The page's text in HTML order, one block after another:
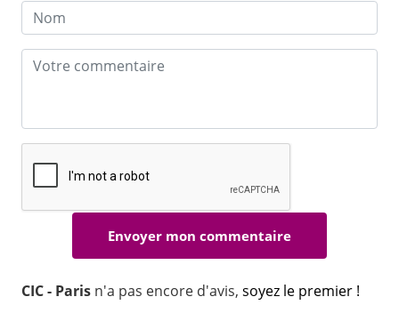
CIC - Paris n'a pas encore d'avis, soyez le premier !